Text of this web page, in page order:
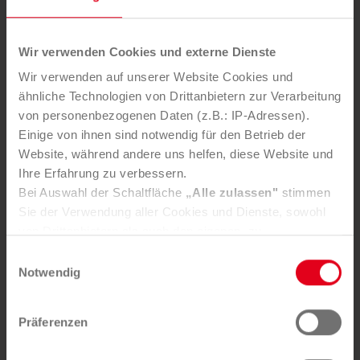
Wir verwenden Cookies und externe Dienste
Wir verwenden auf unserer Website Cookies und
ähnliche Technologien von Drittanbietern zur Verarbeitung
von personenbezogenen Daten (z.B.: IP-Adressen).
Einige von ihnen sind notwendig für den Betrieb der
Website, während andere uns helfen, diese Website und
Ihre Erfahrung zu verbessern.
Bei Auswahl der Schaltfläche „Alle zulassen" stimmen
Sie der Verwendung aller Cookies und Dienste, sowohl
selbst zu entscheiden, welche Cookies-Setzung Sie
Selbstverständlich können Sie über Consent Button in
der linken unteren Ecke die gesetzte Zustimmung
Notwendig
Präferenzen
22. JULI 2026
Leere Fla­sch­en, echte Hil­fe: Pfand­
spen­den am LKH Graz
LKH-Univ. Kli­ni­kum Graz, Sauber­macher-Out­sour­cing